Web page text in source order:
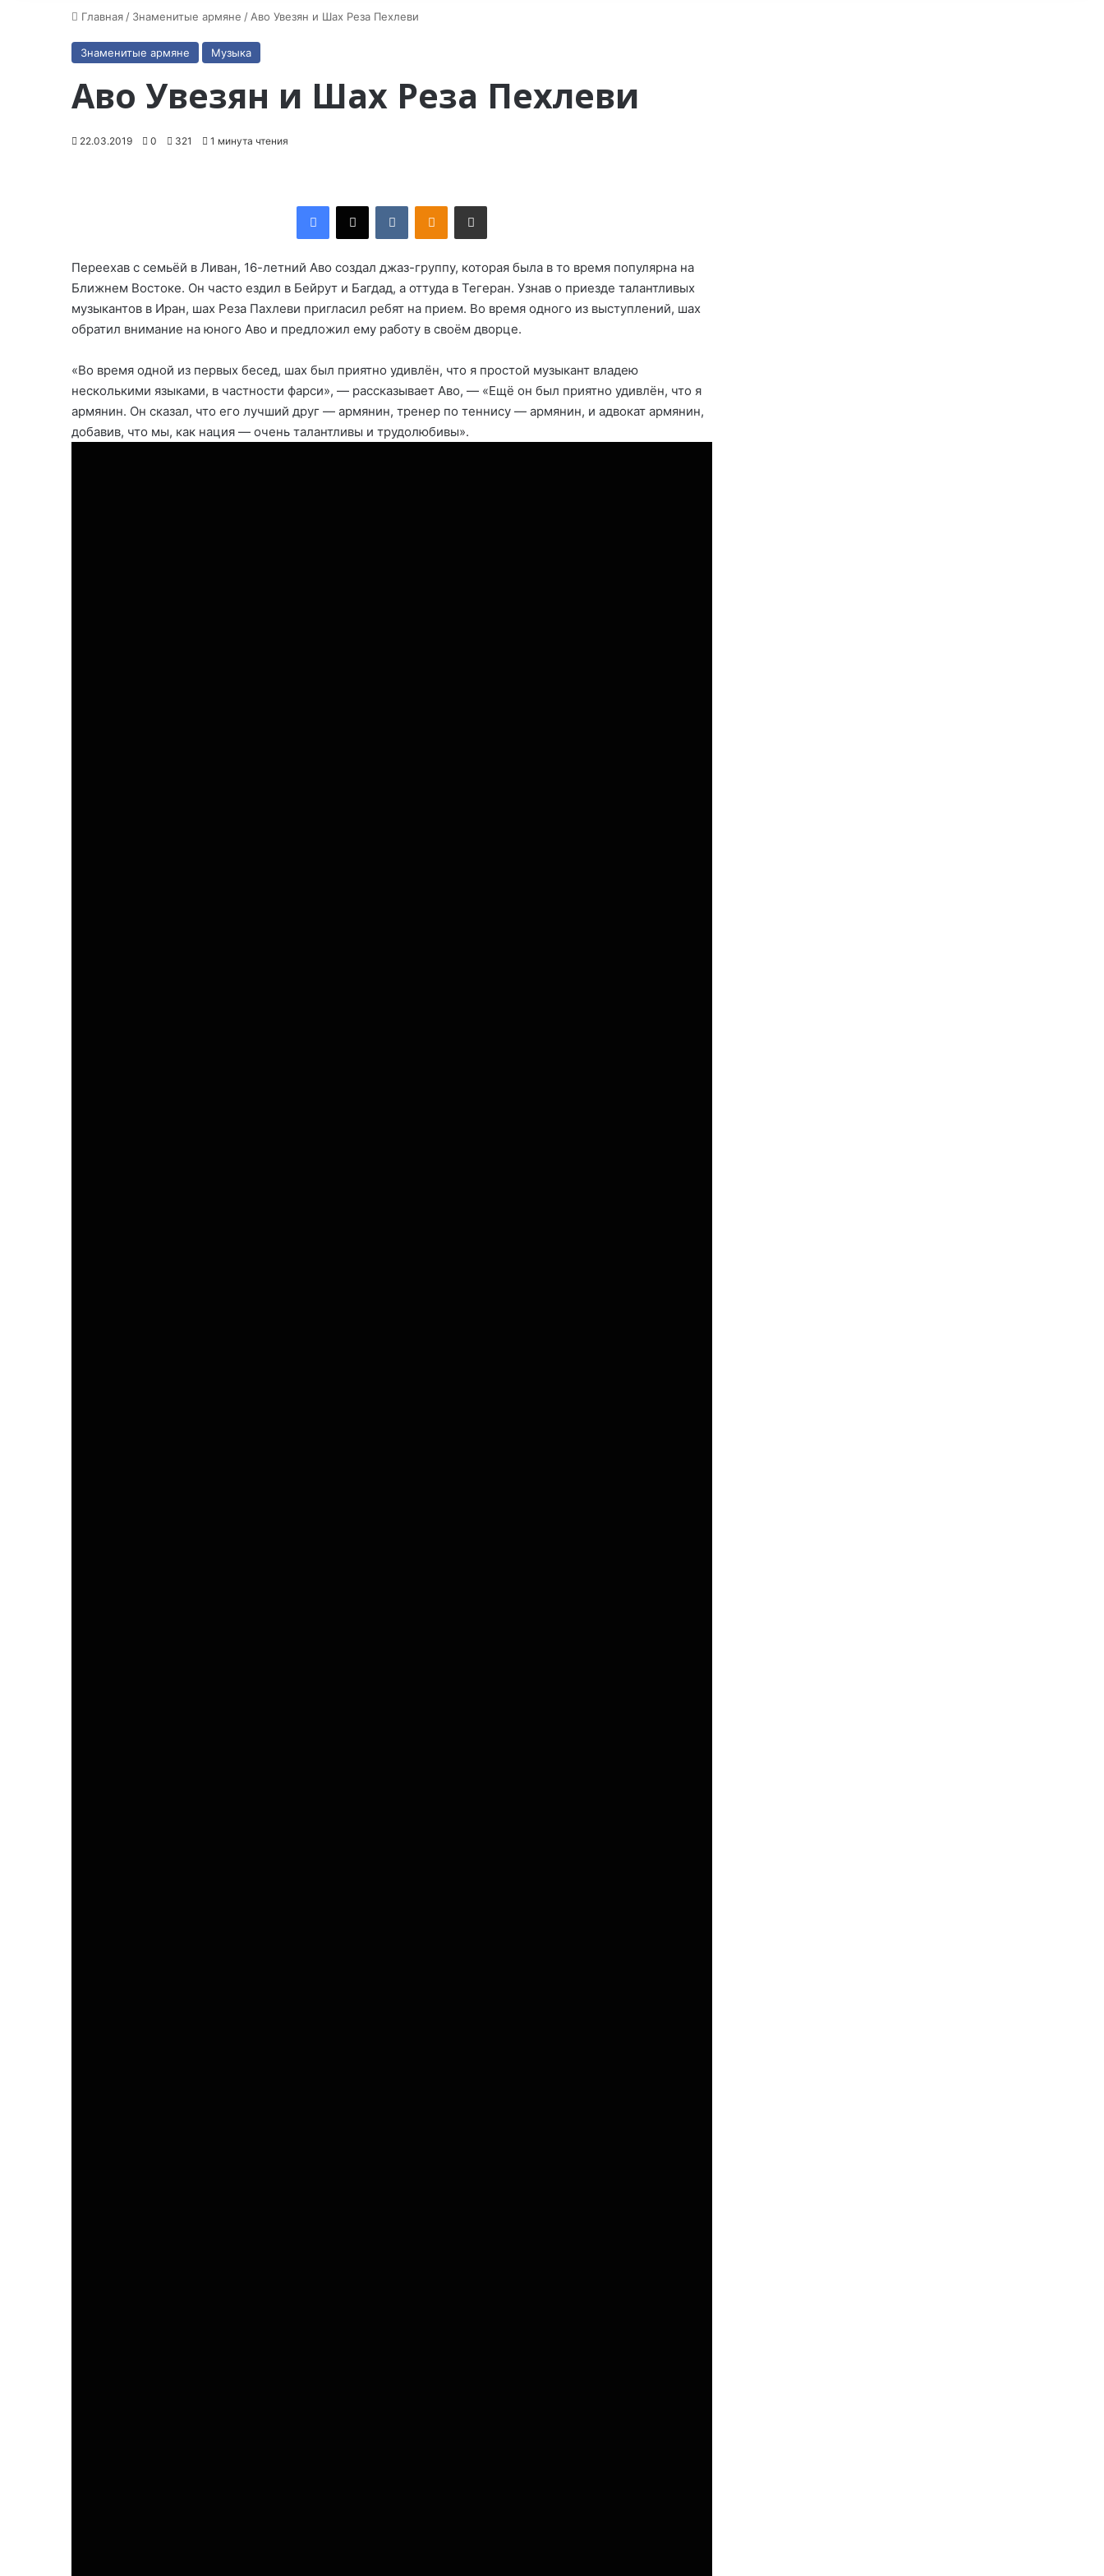
Главная / Знаменитые армяне / Аво Увезян и Шах Реза Пехлеви
Знаменитые армяне Музыка
Аво Увезян и Шах Реза Пехлеви
22.03.2019 0 321 1 минута чтения
Переехав с семьёй в Ливан, 16-летний Аво создал джаз-группу, которая была в то время популярна на
Ближнем Востоке. Он часто ездил в Бейрут и Багдад, а оттуда в Тегеран. Узнав о приезде талантливых
музыкантов в Иран, шах Реза Пахлеви пригласил ребят на прием. Во время одного из выступлений, шах
обратил внимание на юного Аво и предложил ему работу в своём дворце.
«Во время одной из первых бесед, шах был приятно удивлён, что я простой музыкант владею
несколькими языками, в частности фарси», — рассказывает Аво, — «Ещё он был приятно удивлён, что я
армянин. Он сказал, что его лучший друг — армянин, тренер по теннису — армянин, и адвокат армянин,
добавив, что мы, как нация — очень талантливы и трудолюбивы».